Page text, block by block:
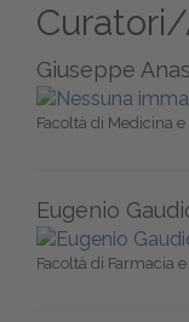
Giuseppe
Facoltà di Medicina
Eugenio
Facoltà di Farmacia